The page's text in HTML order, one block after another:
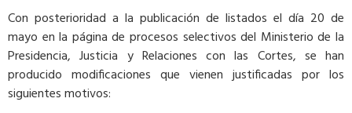
​Con posterioridad a la publicación de listados el día 20 de
mayo en la página de procesos selectivos del Ministerio de la
Presidencia, Justicia y Relaciones con las Cortes, se han
producido modificaciones que vienen justificadas por los
siguientes motivos: